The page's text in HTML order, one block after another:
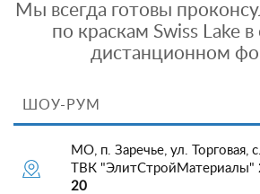
Мы всегда готовы
по краскам Swiss Lake
дистанционном
ШОУ-РУМ
МО, п. Заречье, ул. Торговая,
ТВК "ЭлитСтройМатериалы"
20